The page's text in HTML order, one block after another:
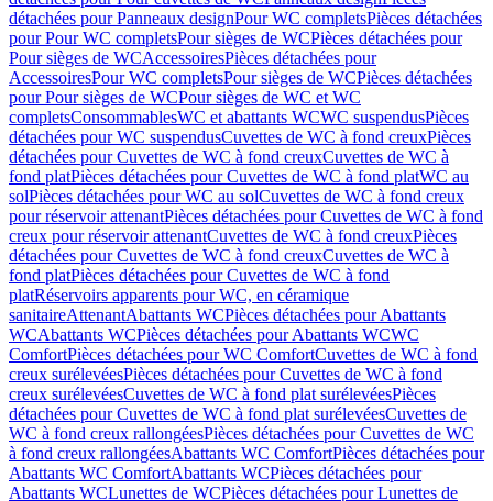
détachées pour Panneaux designPour WC completsPièces détachées
pour Pour WC completsPour sièges de WCPièces détachées pour
Pour sièges de WCAccessoiresPièces détachées pour
AccessoiresPour WC completsPour sièges de WCPièces détachées
pour Pour sièges de WCPour sièges de WC et WC
completsConsommablesWC et abattants WCWC suspendusPièces
détachées pour WC suspendusCuvettes de WC à fond creuxPièces
détachées pour Cuvettes de WC à fond creuxCuvettes de WC à
fond platPièces détachées pour Cuvettes de WC à fond platWC au
solPièces détachées pour WC au solCuvettes de WC à fond creux
pour réservoir attenantPièces détachées pour Cuvettes de WC à fond
creux pour réservoir attenantCuvettes de WC à fond creuxPièces
détachées pour Cuvettes de WC à fond creuxCuvettes de WC à
fond platPièces détachées pour Cuvettes de WC à fond
platRéservoirs apparents pour WC, en céramique
sanitaireAttenantAbattants WCPièces détachées pour Abattants
WCAbattants WCPièces détachées pour Abattants WCWC
ComfortPièces détachées pour WC ComfortCuvettes de WC à fond
creux surélevéesPièces détachées pour Cuvettes de WC à fond
creux surélevéesCuvettes de WC à fond plat surélevéesPièces
détachées pour Cuvettes de WC à fond plat surélevéesCuvettes de
WC à fond creux rallongéesPièces détachées pour Cuvettes de WC
à fond creux rallongéesAbattants WC ComfortPièces détachées pour
Abattants WC ComfortAbattants WCPièces détachées pour
Abattants WCLunettes de WCPièces détachées pour Lunettes de